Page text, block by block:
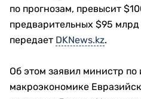
по прогнозам, превысит
предварительных $95 млрд
передает DKNews.kz.
Об этом заявил министр по
макроэкономике